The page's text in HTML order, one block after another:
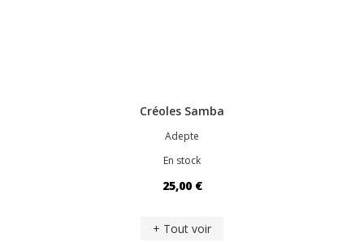
Créoles Samba
Adepte
En stock
25,00 €
+ Tout voir